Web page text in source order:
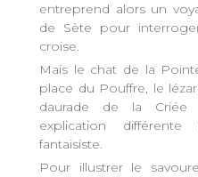
entreprend alors un
de Sète pour
croise.
Mais le chat de la
place du Pouffre, le
daurade de la
explication
fantaisiste.
Pour illustrer le